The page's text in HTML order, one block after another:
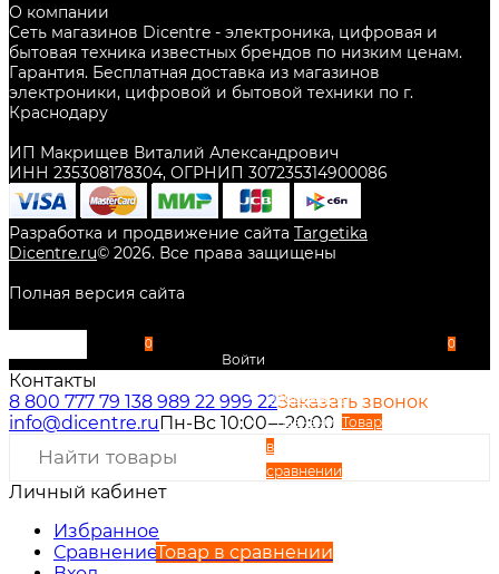
О компании
Сеть магазинов Dicentre - электроника, цифровая и
бытовая техника известных брендов по низким ценам.
Гарантия. Бесплатная доставка из магазинов
электроники, цифровой и бытовой техники по г.
Краснодару
ИП Макрищев Виталий Александрович
ИНН 235308178304, ОГРНИП 307235314900086
Разработка и продвижение сайта Targetika
Dicentre.ru© 2026. Все права защищены
Полная версия сайта
0
Войти
Избранное
Сравнение Товар
в
сравнении
0
Контакты
8 800 777 79 138 989 22 999 22Заказать звонок
info@dicentre.ruПн-Вс 10:00—20:00
Личный кабинет
Избранное
СравнениеТовар в сравнении